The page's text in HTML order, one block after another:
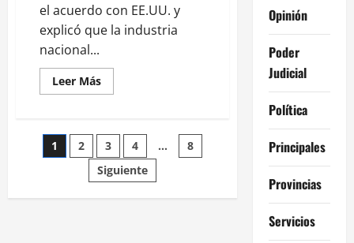
el acuerdo con EE.UU. y
explicó que la industria
nacional...
Leer MásLeer
más
muy
optimista
con
el
acuerdo
con
Paginación
1 2 3 4 …
8
Siguiente
Opinión
Poder
Judicial
Política
Principales
Provincias
Servicios